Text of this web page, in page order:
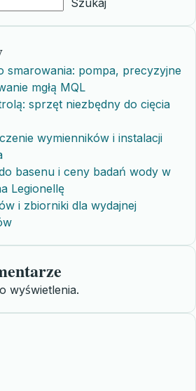
smarowania: pompa, precyzyjne
mgłą MQL
sprzęt niezbędny do cięcia
wymienników i instalacji
basenu i ceny badań wody w
Legionellę
i zbiorniki dla wydajnej
wyświetlenia.